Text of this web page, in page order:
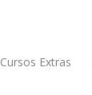
Cursos Extras